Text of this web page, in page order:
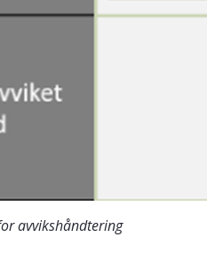
avvikshåndtering